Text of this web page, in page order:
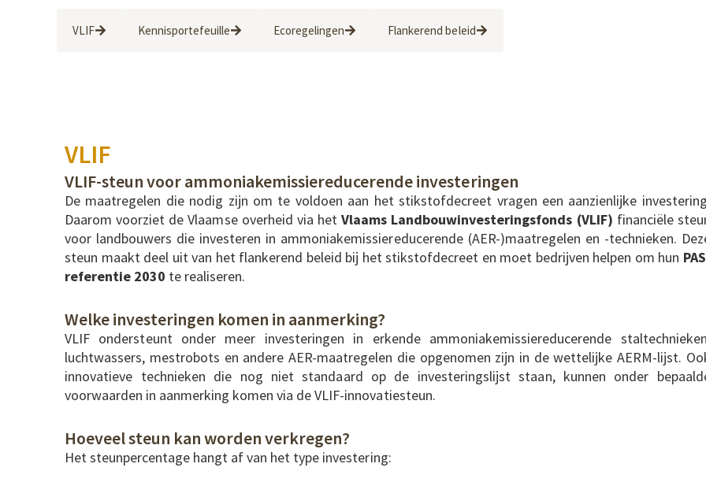
VLIF Kennisportefeuille Ecoregelingen Flankerend beleid
VLIF
VLIF-steun voor ammoniakemissiereducerende investeringen
De maatregelen die nodig zijn om te voldoen aan het stikstofdecreet vragen een aanzienlijke
Daarom voorziet de Vlaamse overheid via hetVlaams Landbouwinvesteringsfonds (VLIF) financiële
voor landbouwers die investeren in ammoniakemissiereducerende (AER-)maatregelen en -technieken.
steun maakt deel uit van het flankerend beleid bij het stikstofdecreet en moet bedrijven helpen om hun
referentie 2030 te realiseren.
Welke investeringen komen in aanmerking?
VLIF ondersteunt onder meer investeringen in erkende ammoniakemissiereducerende
luchtwassers, mestrobots en andere AER-maatregelen die opgenomen zijn in de wettelijke AERM-lijst.
innovatieve technieken die nog niet standaard op de investeringslijst staan, kunnen onder
voorwaarden in aanmerking komen via de VLIF-innovatiesteun.
Hoeveel steun kan worden verkregen?
Het steunpercentage hangt af van het type investering: